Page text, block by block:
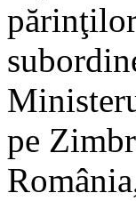
pe